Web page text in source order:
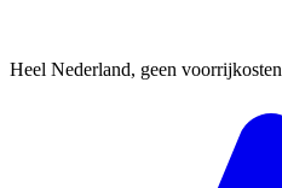
Heel Nederland, geen voorrijkosten